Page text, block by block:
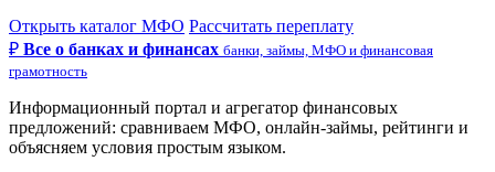
Открыть каталог МФО Рассчитать переплату
₽ Все о банках и финансах банки, займы, МФО и финансовая
грамотность
Информационный портал и агрегатор финансовых
предложений: сравниваем МФО, онлайн-займы, рейтинги и
объясняем условия простым языком.